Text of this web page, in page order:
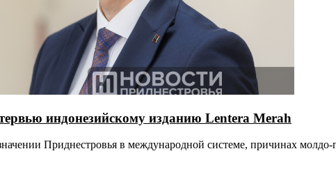
индонезийскому изданию Lentera Merah
Приднестровья в международной системе, причинах